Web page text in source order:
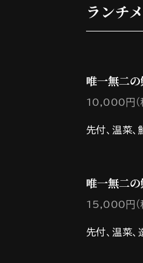
ランチ
唯一無二の
10,000円（
先付、温菜
唯一無二の
15,000円（
先付、温菜